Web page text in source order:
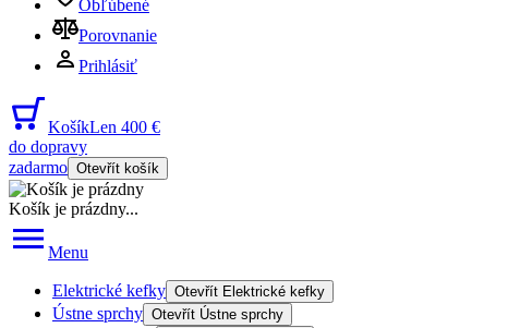
Obľúbené
Porovnanie
Prihlásiť
KošíkLen 400 €
do dopravy
zadarmo Otevřít košík
Košík je prázdny...
Menu
Elektrické kefky Otevřít Elektrické kefky
Ústne sprchy Otevřít Ústne sprchy